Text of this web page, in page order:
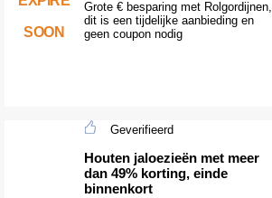
SOON
Grote € besparing met Rolgordijnen,
dit is een tijdelijke aanbieding en
geen coupon nodig
Geverifieerd
Houten jaloezieën met meer
dan 49% korting, einde
binnenkort